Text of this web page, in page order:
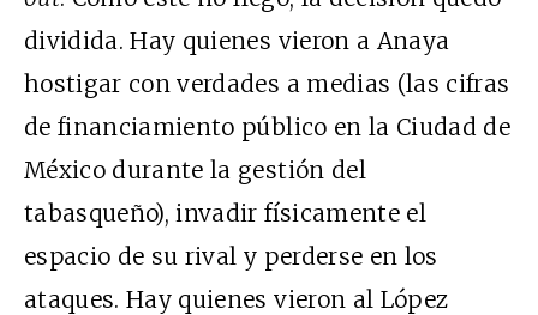
dividida. Hay quienes vieron a Anaya
hostigar con verdades a medias (las cifras
de financiamiento público en la Ciudad de
México durante la gestión del
tabasqueño), invadir físicamente el
espacio de su rival y perderse en los
ataques. Hay quienes vieron al López